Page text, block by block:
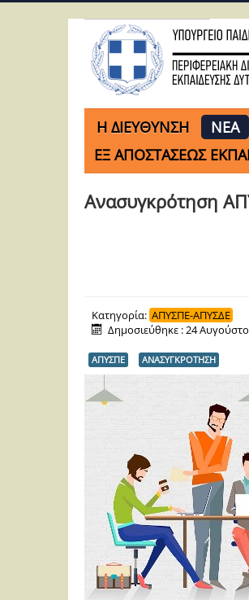
H ΔΙΕΥΘΥΝΣΗ ΝΕΑ
ΕΞ ΑΠΟΣΤΑΣΕΩΣ
Ανασυγκρότηση
Κατηγορία: ΑΠΥΣΠΕ-ΑΠΥΣΔΕ
Δημοσιεύθηκε : 24
ΑΠΥΣΠΕ ΑΝΑΣΥΓΚΡΟΤΗΣΗ